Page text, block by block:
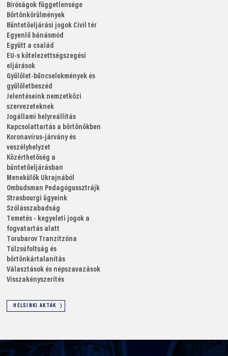
Bíróságok függetlensége
Börtönkörülmények
Büntetőeljárási jogok Civil tér
Egyenlő bánásmód
Együtt a család
EU-s kötelezettségszegési
eljárások
Gyűlölet-bűncselekmények és
gyűlöletbeszéd
Jelentéseink nemzetközi
szervezeteknek
Jogállami helyreállítás
Kapcsolattartás a börtönökben
Koronavírus-járvány és
veszélyhelyzet
Közérthetőség a
büntetőeljárásban
Menekülők Ukrajnából
Ombudsman Pedagógussztrájk
Strasbourgi ügyeink
Szólásszabadság
Temetés - kegyeleti jogok a
fogvatartás alatt
Torubarov Tranzitzóna
Túlzsúfoltság és
börtönkártalanítás
Választások és népszavazások
Visszakényszerítés
HELSINKI AKTÁK